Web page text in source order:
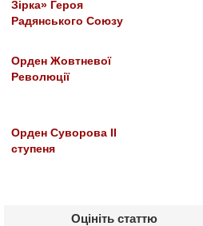
Зірка» Героя
Радянського Союзу
Орден Жовтневої
Революції
Орден Суворова IІ
ступеня
Оцініть статтю